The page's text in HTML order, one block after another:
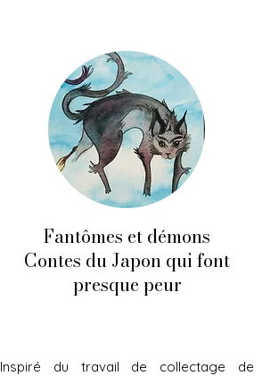
Fantômes et démons
Contes du Japon qui font
presque peur
Inspiré du travail de collectage de